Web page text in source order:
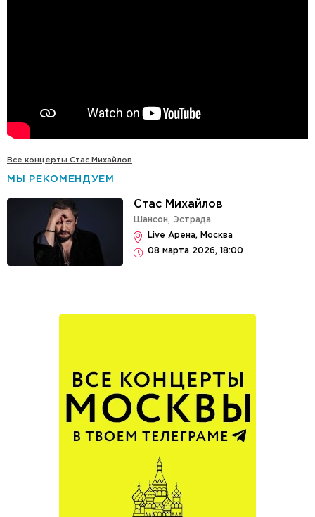
Все концерты Стас Михайлов
МЫ РЕКОМЕНДУЕМ
Стас Михайлов
Шансон, Эстрада
Live Арена, Москва
08 марта 2026, 18:00